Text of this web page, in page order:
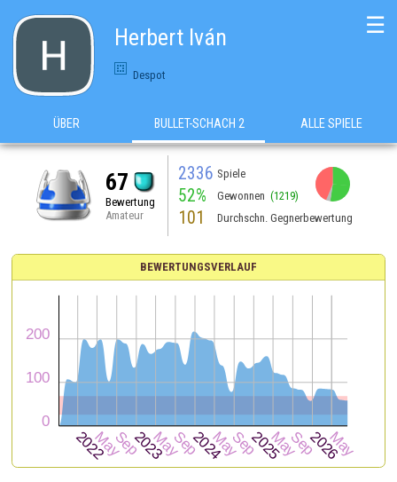
Herbert Iván
Despot
☰
ÜBER BULLET-SCHACH 2 ALLE SPIELE
67
Bewertung
Amateur
2336 Spiele
52% Gewonnen (1219)
101 Durchschn. Gegnerbewertung
BEWERTUNGSVERLAUF